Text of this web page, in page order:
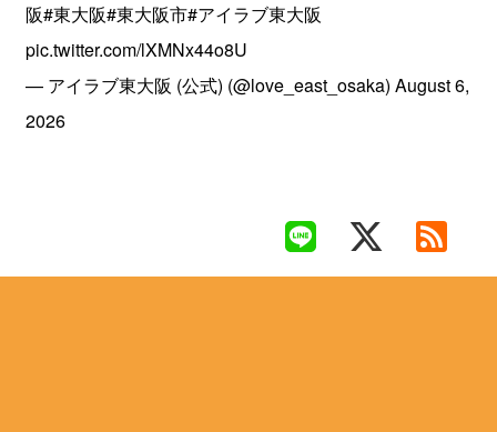
阪#東大阪#東大阪市#アイラブ東大阪
pic.twitter.com/lXMNx44o8U
— アイラブ東大阪 (公式) (@love_east_osaka)August 6,
2026